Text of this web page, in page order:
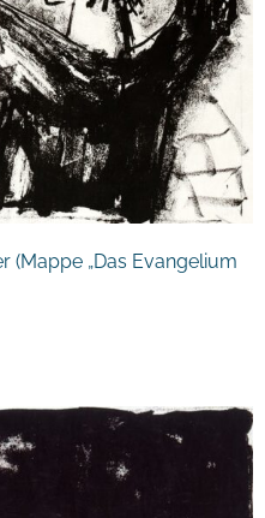
(Mappe „Das Evangelium